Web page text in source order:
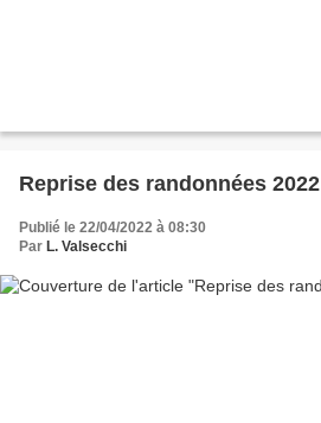
Reprise des randonnées 2022
Publié le 22/04/2022 à 08:30
Par L. Valsecchi